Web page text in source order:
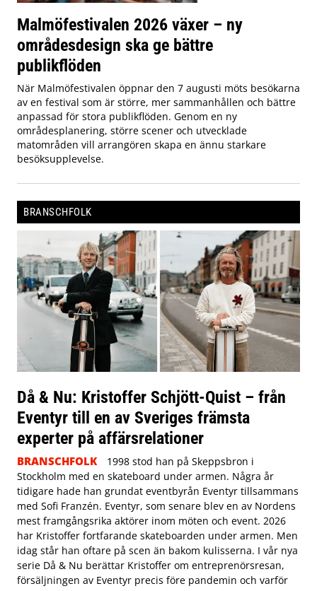
Malmöfestivalen 2026 växer – ny
områdesdesign ska ge bättre
publikflöden
När Malmöfestivalen öppnar den 7 augusti möts besökarna
av en festival som är större, mer sammanhållen och bättre
anpassad för stora publikflöden. Genom en ny
områdesplanering, större scener och utvecklade
matområden vill arrangören skapa en ännu starkare
besöksupplevelse.
BRANSCHFOLK
Då & Nu: Kristoffer Schjött-Quist – från
Eventyr till en av Sveriges främsta
experter på affärsrelationer
BRANSCHFOLK
1998 stod han på Skeppsbron i
Stockholm med en skateboard under armen. Några år
tidigare hade han grundat eventbyrån Eventyr tillsammans
med Sofi Franzén. Eventyr, som senare blev en av Nordens
mest framgångsrika aktörer inom möten och event. 2026
har Kristoffer fortfarande skateboarden under armen. Men
idag står han oftare på scen än bakom kulisserna. I vår nya
serie Då & Nu berättar Kristoffer om entreprenörsresan,
försäljningen av Eventyr precis före pandemin och varför